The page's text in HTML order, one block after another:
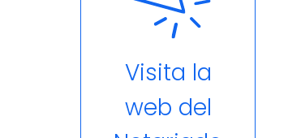
Visita la
web del